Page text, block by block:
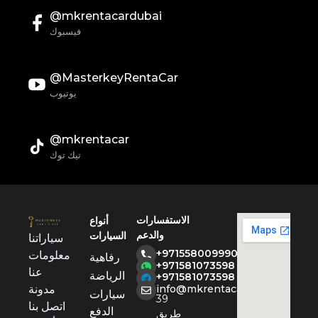
@mkrentacardubai
فيسبوك
@MasterkeyRentaCar
يوتيوب
@mkrentacar
تيك توك
سياراتنا
معلومات
عنا
مدونة
اتصل بنا
أنواع
السيارات
رفاهية
الرياضة
سيارات
الدفع
الاستفسارات
والدعم
+971558009990
+971581073598
+971581073598
info@mkrentacar.com
39
طريق